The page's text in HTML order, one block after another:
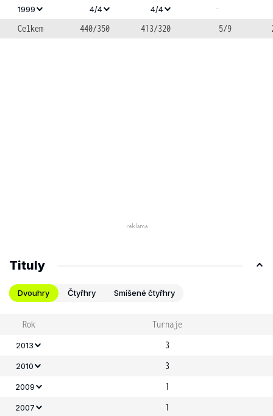
1999 4/4 4/4
-
Celkem
440/350 413/320 5/9
Tituly
Dvouhry Čtyřhry Smíšené čtyřhry
Rok Turnaje
2013 3
2010 3
2009 1
2007 1